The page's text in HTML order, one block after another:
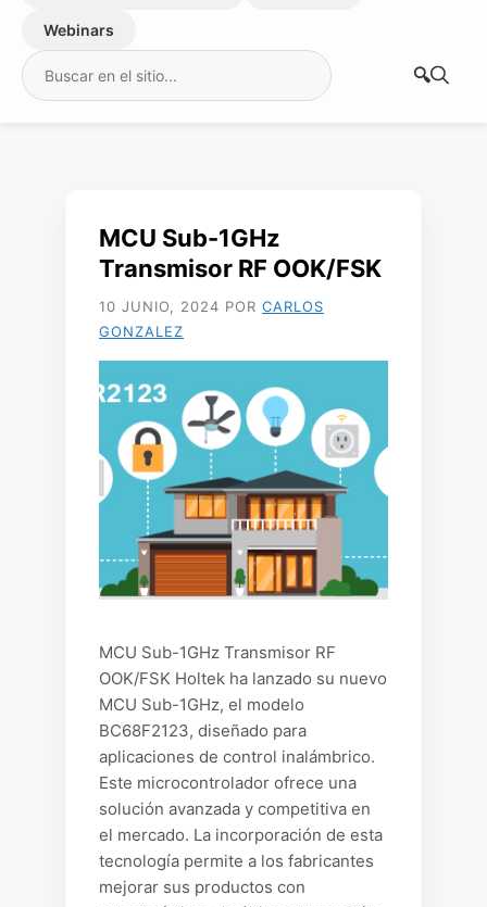
Webinars
Buscar:
MCU Sub-1GHz
Transmisor RF OOK/FSK
10 JUNIO, 2024 POR CARLOS
GONZALEZ
MCU Sub-1GHz Transmisor RF
OOK/FSK Holtek ha lanzado su nuevo
MCU Sub-1GHz, el modelo
BC68F2123, diseñado para
aplicaciones de control inalámbrico.
Este microcontrolador ofrece una
solución avanzada y competitiva en
el mercado. La incorporación de esta
tecnología permite a los fabricantes
mejorar sus productos con